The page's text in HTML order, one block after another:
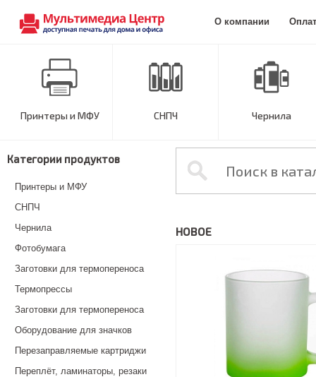
О компании
Принтеры и МФУ СНПЧ Чернила
Категории продуктов
Принтеры и МФУ
СНПЧ
Чернила
Фотобумага
Заготовки для термопереноса
Термопрессы
Заготовки для термопереноса
Оборудование для значков
Перезаправляемые картриджи
Переплёт, ламинаторы, резаки
НОВОЕ